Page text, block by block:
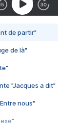
de partir"
de là"
"Jacques a dit"
nous"